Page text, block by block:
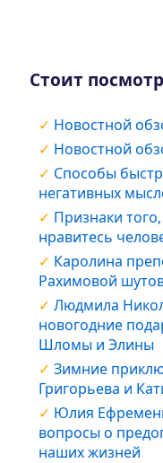
Стоит
Новостной
Новостной
Способы
негативных
Признаки
нравитесь
Каролина
Рахимовой
Людмила
новогодние
Шломы и Элины
Зимние
Григорьева и
Юлия
вопросы о
наших жизней